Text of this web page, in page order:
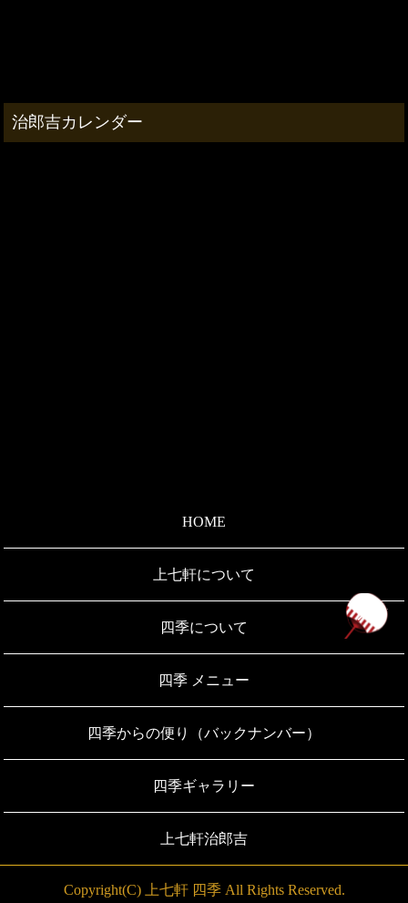
HOME
上七軒について
四季について
四季 メニュー
四季からの便り（バックナンバー）
四季ギャラリー
上七軒治郎吉
Copyright(C) 上七軒 四季 All Rights Reserved.
ペ